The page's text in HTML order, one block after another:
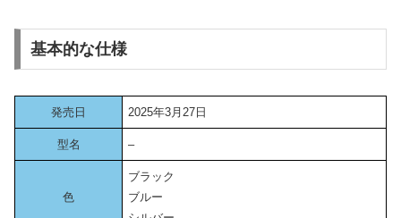
基本的な仕様
発売日 2025年3月27日
型名 –
色
ブラック
ブルー